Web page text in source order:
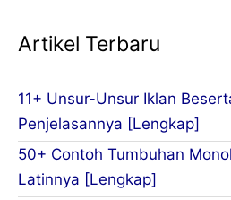
Artikel Terbaru
11+ Unsur-Unsur Iklan
Penjelasannya [Lengkap]
50+ Contoh Tumbuhan
Latinnya [Lengkap]